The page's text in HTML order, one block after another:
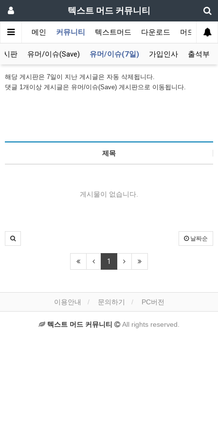
텍스트 머드 커뮤니티
메인 커뮤니티 텍스트머드 다운로드 머드 잡담
시판 유머/이슈(Save) 유머/이슈(7일) 가입인사 출석부
해당 게시판은 7일이 지난 게시글은 자동 삭제됩니다.
댓글 1개이상 게시글은 유머/이슈(Save) 게시판으로 이동됩니다.
제목
게시물이 없습니다.
날짜순
1
이용안내 문의하기 PC버전
텍스트 머드 커뮤니티 All rights reserved.